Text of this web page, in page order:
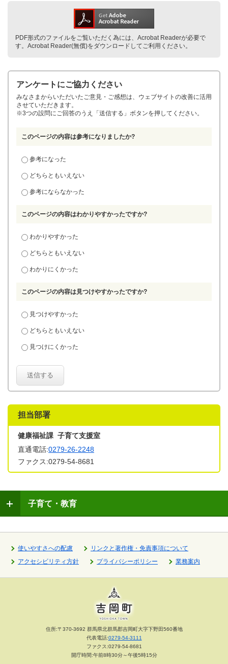
PDF形式のファイルをご覧いただく為には、Acrobat Readerが必要で
す。Acrobat Reader(無償)をダウンロードしてご利用ください。
アンケートにご協力ください
みなさまからいただいたご意見・ご感想は、ウェブサイトの改善に活用
させていただきます。
※3つの設問にご回答のうえ「送信する」ボタンを押してください。
このページの内容は参考になりましたか?
参考になった
どちらともいえない
参考にならなかった
このページの内容はわかりやすかったですか?
わかりやすかった
どちらともいえない
わかりにくかった
このページの内容は見つけやすかったですか?
見つけやすかった
どちらともいえない
見つけにくかった
送信する
担当部署
健康福祉課 子育て支援室
直通電話:0279-26-2248
ファクス:0279-54-8681
子育て・教育
使いやすさへの配慮
リンクと著作権・免責事項について
アクセシビリティ方針
プライバシーポリシー 業務案内
住所:〒370-3692 群馬県北群馬郡吉岡町大字下野田560番地
代表電話:0279-54-3111
ファクス:0279-54-8681
開庁時間:午前8時30分～午後5時15分